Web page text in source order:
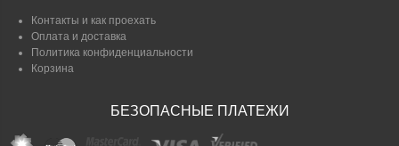
Контакты и как проехать
Оплата и доставка
Политика конфиденциальности
Корзина
БЕЗОПАСНЫЕ ПЛАТЕЖИ